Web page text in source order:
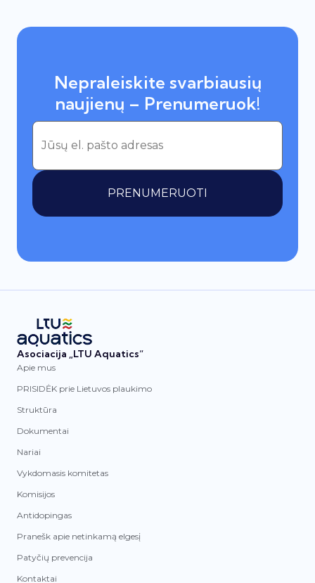
Nepraleiskite svarbiausių
naujienų – Prenumeruok!
PRENUMERUOTI
Asociacija „LTU Aquatics“
Apie mus
PRISIDĖK prie Lietuvos plaukimo
Struktūra
Dokumentai
Nariai
Vykdomasis komitetas
Komisijos
Antidopingas
Pranešk apie netinkamą elgesį
Patyčių prevencija
Kontaktai